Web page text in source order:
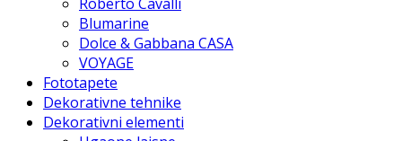
Blumarine
Dolce & Gabbana CASA
VOYAGE
Fototapete
Dekorativne tehnike
Dekorativni elementi